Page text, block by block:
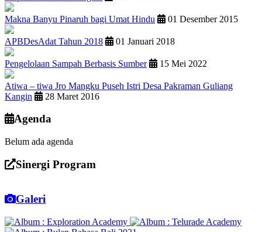
Makna Banyu Pinaruh bagi Umat Hindu 01 Desember 2015
APBDesAdat Tahun 2018 01 Januari 2018
Pengelolaan Sampah Berbasis Sumber 15 Mei 2022
Atiwa – tiwa Jro Mangku Puseh Istri Desa Pakraman Guliang
Kangin
28 Maret 2016
Agenda
Belum ada agenda
Sinergi Program
Galeri